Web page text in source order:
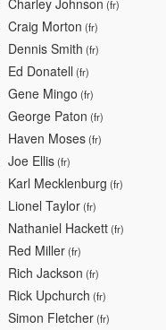
Charley Johnson (fr)
Craig Morton (fr)
Dennis Smith (fr)
Ed Donatell (fr)
Gene Mingo (fr)
George Paton (fr)
Haven Moses(fr)
Joe Ellis(fr)
Karl Mecklenburg (fr)
Lionel Taylor(fr)
Nathaniel Hackett(fr)
Red Miller(fr)
Rich Jackson (fr)
Rick Upchurch (fr)
Simon Fletcher(fr)